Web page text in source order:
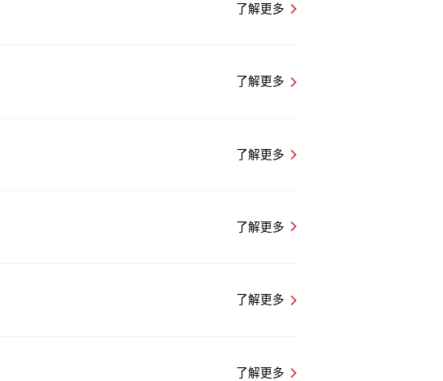
了解更多
了解更多
了解更多
了解更多
了解更多
了解更多